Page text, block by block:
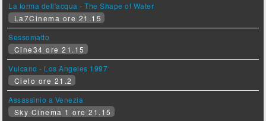
La forma dell'acqua - The Shape of Water
La7Cinema ore 21.15
Sessomatto
Cine34 ore 21.15
Vulcano - Los Angeles 1997
Cielo ore 21.2
Assassinio a Venezia
Sky Cinema 1 ore 21.15